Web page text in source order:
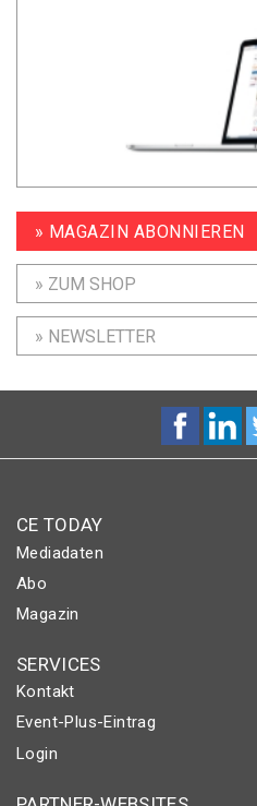
» MAGAZIN ABONNIEREN
» ZUM SHOP
» NEWSLETTER
CE TODAY
Mediadaten
Abo
Magazin
SERVICES
Kontakt
Event-Plus-Eintrag
Login